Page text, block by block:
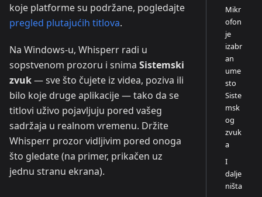
koje platforme su podržane, pogledajte
pregled plutajućih titlova.
Na Windows-u, Whisperr radi u
sopstvenom prozoru i snima Sistemski
zvuk— sve što čujete iz videa, poziva ili
bilo koje druge aplikacije — tako da se
titlovi uživo pojavljuju pored vašeg
sadržaja u realnom vremenu. Držite
Whisperr prozor vidljivim pored onoga
što gledate (na primer, prikačen uz
jednu stranu ekrana).
Mikr
ofon
je
izabr
an
ume
sto
Siste
msk
og
zvuk
a
I
dalje
ništa